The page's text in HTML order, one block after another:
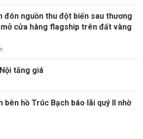
đón nguồn thu đột biến sau thương
cửa hàng flagship trên đất vàng
tăng giá
bên hồ Trúc Bạch báo lãi quý II nhờ